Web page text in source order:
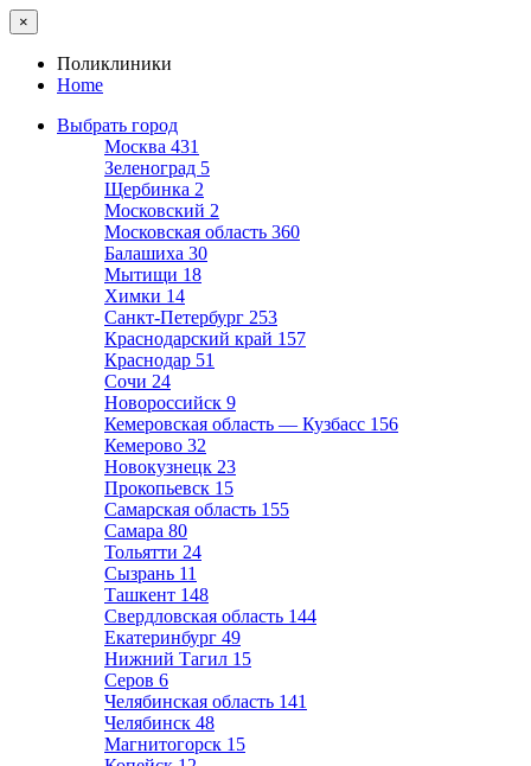
×
Поликлиники
Home
Выбрать город
Москва 431
Зеленоград 5
Щербинка 2
Московский 2
Московская область 360
Балашиха 30
Мытищи 18
Химки 14
Санкт-Петербург 253
Краснодарский край 157
Краснодар 51
Сочи 24
Новороссийск 9
Кемеровская область — Кузбасс 156
Кемерово 32
Новокузнецк 23
Прокопьевск 15
Самарская область 155
Самара 80
Тольятти 24
Сызрань 11
Ташкент 148
Свердловская область 144
Екатеринбург 49
Нижний Тагил 15
Серов 6
Челябинская область 141
Челябинск 48
Магнитогорск 15